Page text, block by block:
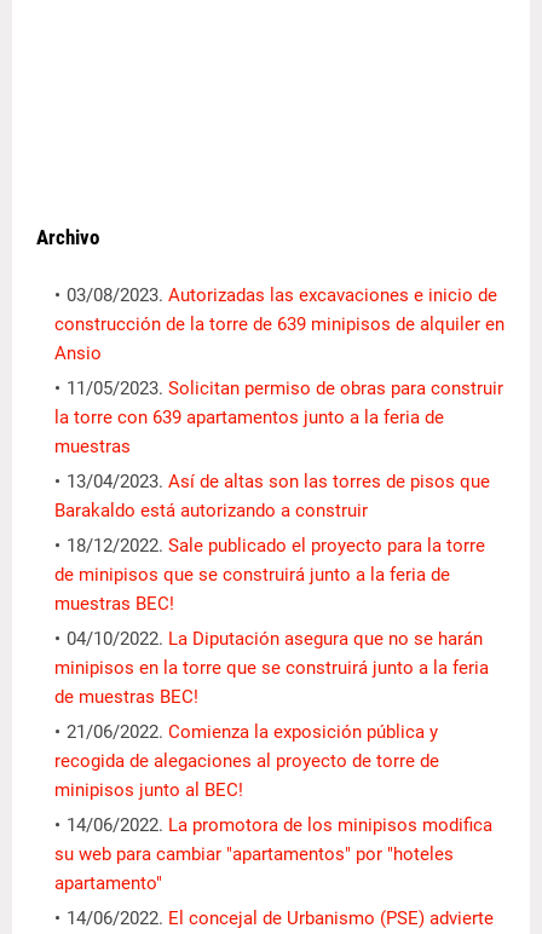
Archivo
03/08/2023. Autorizadas las excavaciones e inicio de
construcción de la torre de 639 minipisos de alquiler en
Ansio
11/05/2023. Solicitan permiso de obras para construir
la torre con 639 apartamentos junto a la feria de
muestras
13/04/2023. Así de altas son las torres de pisos que
Barakaldo está autorizando a construir
18/12/2022. Sale publicado el proyecto para la torre
de minipisos que se construirá junto a la feria de
muestras BEC!
04/10/2022. La Diputación asegura que no se harán
minipisos en la torre que se construirá junto a la feria
de muestras BEC!
21/06/2022. Comienza la exposición pública y
recogida de alegaciones al proyecto de torre de
minipisos junto al BEC!
14/06/2022. La promotora de los minipisos modifica
su web para cambiar "apartamentos" por "hoteles
apartamento"
14/06/2022. El concejal de Urbanismo (PSE) advierte